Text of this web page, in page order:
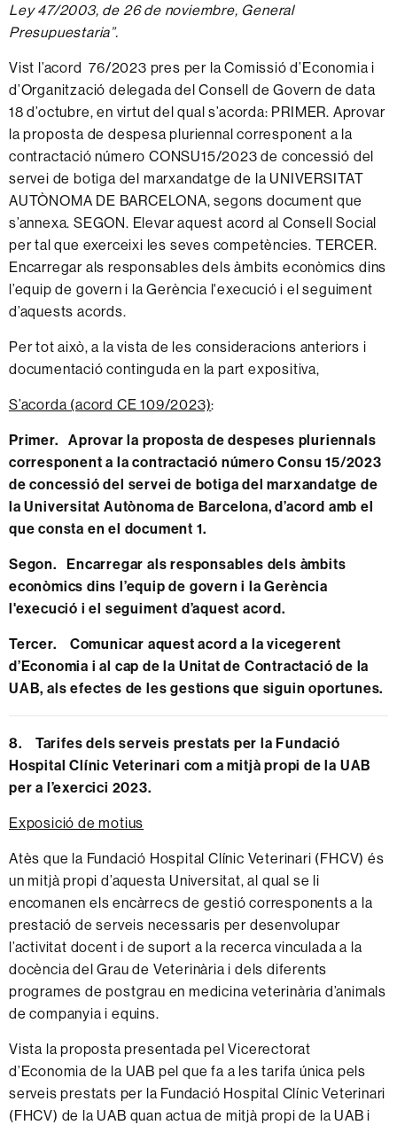
Ley 47/2003, de 26 de noviembre, General
Presupuestaria”.
Vist l’acord 76/2023 pres per la Comissió d’Economia i
d’Organització delegada del Consell de Govern de data
18 d’octubre, en virtut del qual s’acorda: PRIMER. Aprovar
la proposta de despesa pluriennal corresponent a la
contractació número CONSU15/2023 de concessió del
servei de botiga del marxandatge de la UNIVERSITAT
AUTÒNOMA DE BARCELONA, segons document que
s’annexa. SEGON. Elevar aquest acord al Consell Social
per tal que exerceixi les seves competències. TERCER.
Encarregar als responsables dels àmbits econòmics dins
l’equip de govern i la Gerència l'execució i el seguiment
d’aquests acords.
Per tot això, a la vista de les consideracions anteriors i
documentació continguda en la part expositiva,
S’acorda (acord CE 109/2023):
Primer. Aprovar la proposta de despeses pluriennals
corresponent a la contractació número Consu 15/2023
de concessió del servei de botiga del marxandatge de
la Universitat Autònoma de Barcelona, d’acord amb el
que consta en el document 1.
Segon. Encarregar als responsables dels àmbits
econòmics dins l’equip de govern i la Gerència
l'execució i el seguiment d’aquest acord.
Tercer.
Comunicar aquest acord a la vicegerent
d’Economia i al cap de la Unitat de Contractació de la
UAB, als efectes de les gestions que siguin oportunes.
8. Tarifes dels serveis prestats per la Fundació
Hospital Clínic Veterinari com a mitjà propi de la UAB
per a l’exercici 2023.
Exposició de motius
Atès que la Fundació Hospital Clínic Veterinari (FHCV) és
un mitjà propi d’aquesta Universitat, al qual se li
encomanen els encàrrecs de gestió corresponents a la
prestació de serveis necessaris per desenvolupar
l’activitat docent i de suport a la recerca vinculada a la
docència del Grau de Veterinària i dels diferents
programes de postgrau en medicina veterinària d’animals
de companyia i equins.
Vista la proposta presentada pel Vicerectorat
d’Economia de la UAB pel que fa a les tarifa única pels
serveis prestats per la Fundació Hospital Clínic Veterinari
(FHCV) de la UAB quan actua de mitjà propi de la UAB i